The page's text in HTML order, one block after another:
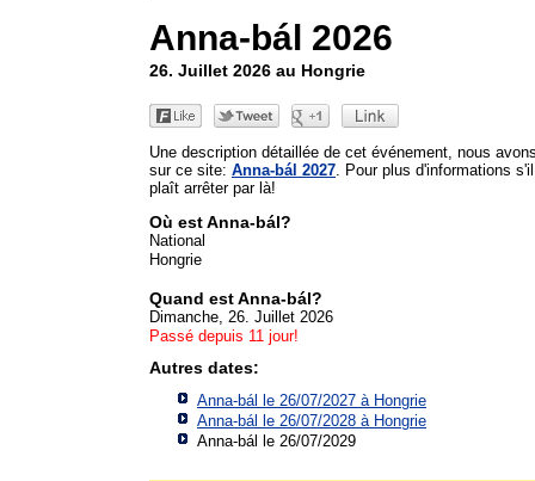
Anna-bál 2026
26. Juillet 2026 au Hongrie
Une description détaillée de cet événement, nous
sur ce site: Anna-bál 2027 . Pour plus d'informations
plaît arrêter par là!
Où est Anna-bál?
National
Hongrie
Quand est Anna-bál?
Dimanche, 26. Juillet 2026
Passé depuis 11 jour!
Autres dates:
Anna-bál le 26/07/2027 à Hongrie
Anna-bál le 26/07/2028 à Hongrie
Anna-bál le 26/07/2029